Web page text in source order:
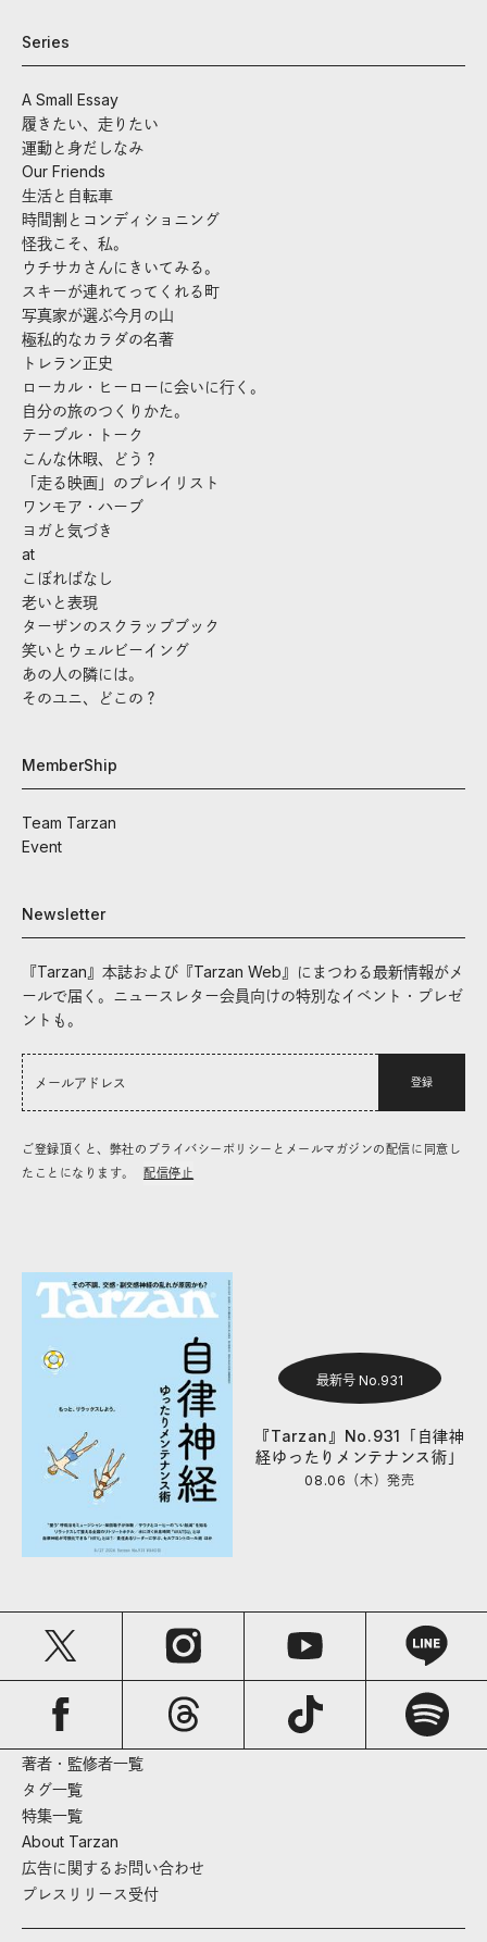
Series
A Small Essay
履きたい、走りたい
運動と身だしなみ
Our Friends
生活と自転車
時間割とコンディショニング
怪我こそ、私。
ウチサカさんにきいてみる。
スキーが連れてってくれる町
写真家が選ぶ今月の山
極私的なカラダの名著
トレラン正史
ローカル・ヒーローに会いに行く。
自分の旅のつくりかた。
テーブル・トーク
こんな休暇、どう？
「走る映画」のプレイリスト
ワンモア・ハーブ
ヨガと気づき
at
こぼればなし
老いと表現
ターザンのスクラップブック
笑いとウェルビーイング
あの人の隣には。
そのユニ、どこの？
MemberShip
Team Tarzan
Event
Newsletter
『Tarzan』本誌および『Tarzan Web』にまつわる最新情報がメ
ールで届く。ニュースレター会員向けの特別なイベント・プレゼ
ントも。
登録
ご登録頂くと、弊社のプライバシーポリシーとメールマガジンの配信に同意し
たことになります。
配信停止
最新号 No.931
『Tarzan』No.931「自律神
経ゆったりメンテナンス術」
08.06（木）発売
著者・監修者一覧
タグ一覧
特集一覧
About Tarzan
広告に関するお問い合わせ
プレスリリース受付